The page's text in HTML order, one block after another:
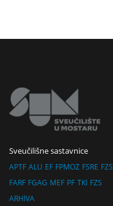
Sveučilišne sastavnice
APTF ALU EF FPMOZ FSRE FZS
FARF FGAG MEF PF TKI FZS
ARHIVA